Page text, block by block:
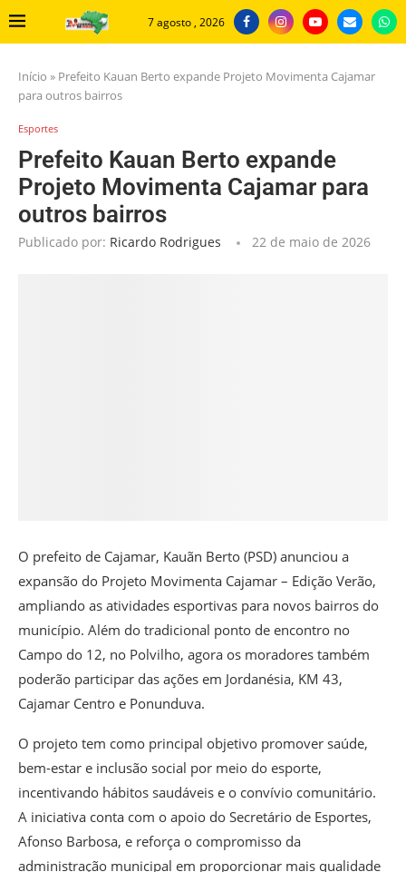
7 agosto , 2026
Início » Prefeito Kauan Berto expande Projeto Movimenta Cajamar
para outros bairros
Esportes
Prefeito Kauan Berto expande
Projeto Movimenta Cajamar para
outros bairros
Publicado por: Ricardo Rodrigues 22 de maio de 2026
O prefeito de Cajamar, Kauãn Berto (PSD) anunciou a
expansão do Projeto Movimenta Cajamar – Edição Verão,
ampliando as atividades esportivas para novos bairros do
município. Além do tradicional ponto de encontro no
Campo do 12, no Polvilho, agora os moradores também
poderão participar das ações em Jordanésia, KM 43,
Cajamar Centro e Ponunduva.
O projeto tem como principal objetivo promover saúde,
bem-estar e inclusão social por meio do esporte,
incentivando hábitos saudáveis e o convívio comunitário.
A iniciativa conta com o apoio do Secretário de Esportes,
Afonso Barbosa, e reforça o compromisso da
administração municipal em proporcionar mais qualidade